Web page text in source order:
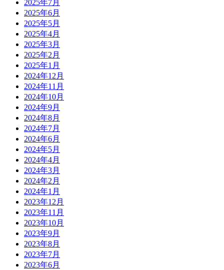
2025年7月
2025年6月
2025年5月
2025年4月
2025年3月
2025年2月
2025年1月
2024年12月
2024年11月
2024年10月
2024年9月
2024年8月
2024年7月
2024年6月
2024年5月
2024年4月
2024年3月
2024年2月
2024年1月
2023年12月
2023年11月
2023年10月
2023年9月
2023年8月
2023年7月
2023年6月